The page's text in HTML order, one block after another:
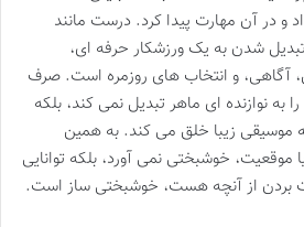
و در آن مهارت پیدا کرد. درست مانند
شدن به یک ورزشکار حرفه ای،
آگاهی، و انتخاب های روزمره است. صرف
به نوازنده ای ماهر تبدیل نمی کند، بلکه
موسیقی زیبا خلق می کند. به همین
خوشبختی نمی آورد، بلکه توانایی
بردن از آنچه هست، خوشبختی ساز است.